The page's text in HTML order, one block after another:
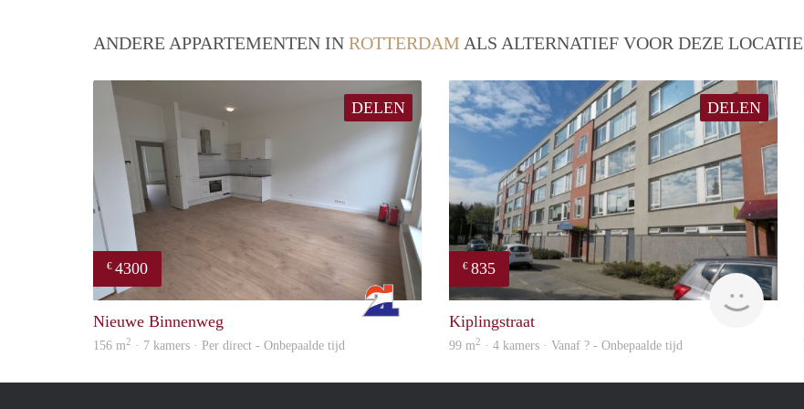
ANDERE APPARTEMENTEN IN ROTTERDAM ALS ALTERNATIEF VOOR DEZE LOCATIE
DELEN
€ 4300
Rotterdam
Nieuwe Binnenweg
156 m2 · 7 kamers · Per direct - Onbepaalde tijd
DELEN
€ 835
finder
Kiplingstraat
99 m2 · 4 kamers · Vanaf ? - Onbepaalde tijd